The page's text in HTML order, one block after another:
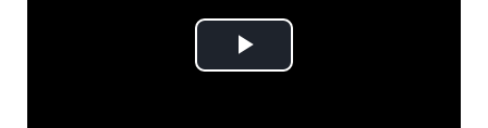
Play